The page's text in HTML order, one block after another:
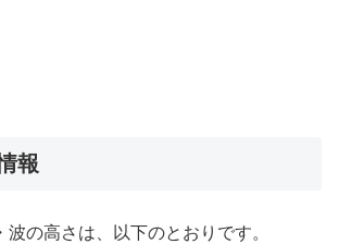
報
の高さは、以下のとおりです。